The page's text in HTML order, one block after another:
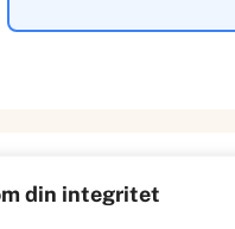
din integritet